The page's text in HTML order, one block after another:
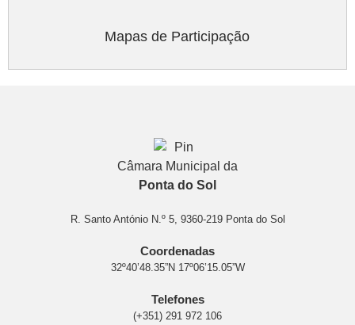
Mapas de Participação
Câmara Municipal da
Ponta do Sol
R. Santo António N.º 5, 9360-219 Ponta do Sol
Coordenadas
32º40’48.35”N 17º06’15.05”W
Telefones
(+351) 291 972 106